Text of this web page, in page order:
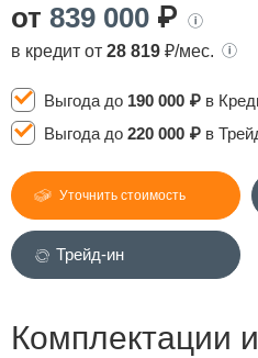
от 839 000 ₽
в кредит от 28 819 ₽/мес.
Выгода до 190 000 ₽ в
Выгода до 220 000 ₽ в
Уточнить стоимость
Трейд-ин
Комплектации